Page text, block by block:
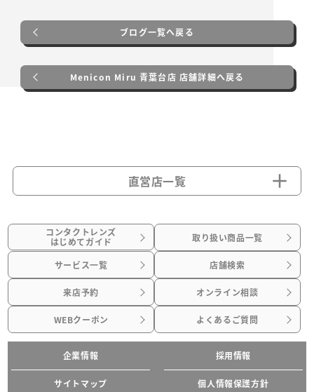
ブログ一覧へ戻る
Menicon Miru 青葉台店 店舗詳細へ戻る
直営店一覧
コンタクトレンズ
はじめてガイド 取り扱い商品一覧
サービス一覧 店舗検索
来店予約 オンライン相談
WEBクーポン よくあるご質問
企業情報 採用情報
サイトマップ 個人情報保護方針